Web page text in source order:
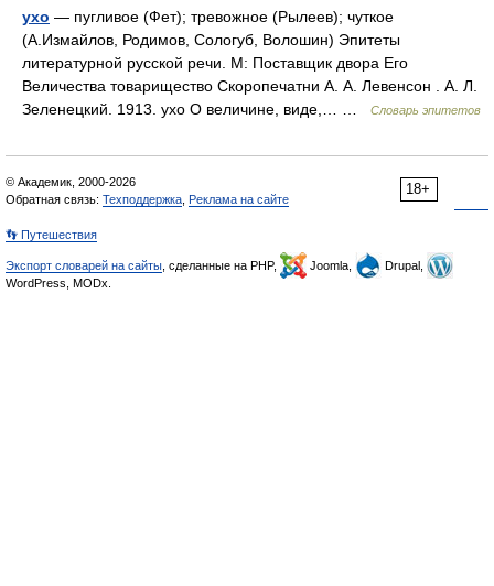
ухо — пугливое (Фет); тревожное (Рылеев); чуткое
(А.Измайлов, Родимов, Сологуб, Волошин) Эпитеты
литературной русской речи. М: Поставщик двора Его
Величества товарищество Скоропечатни А. А. Левенсон . А. Л.
Зеленецкий. 1913. ухо О величине, виде,… …
Словарь эпитетов
18+
© Академик, 2000-2026
Обратная связь: Техподдержка Реклама на сайте
👣 Путешествия
Экспорт словарей на сайты , сделанные на PHP, Joomla,
Drupal,
WordPress, MODx.